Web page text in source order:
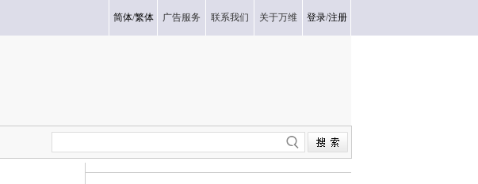
简体/繁体 广告服务 联系我们 关于万维 登录/注册